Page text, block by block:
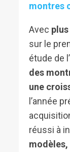
montres
Avec
sur le
étude de
des
une
l’année
réussi à
modèles,